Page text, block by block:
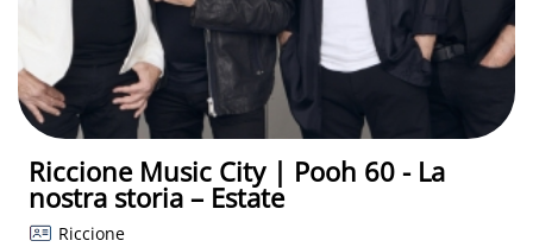
Riccione Music City | Pooh 60 - La
nostra storia – Estate
Riccione